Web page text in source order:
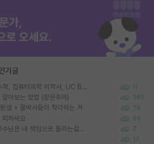
기글
Korea University 수학, 컴퓨터과학 이학사, UC Berkeley 산업공학 대학원 공학박사가 되는 것은 쉽지 않겠죠? 11
아보는 방법 (장문주의) 280
생 + 물박사들이 착각하는 거 79
하세요 55
왜 후배가 못하는걸 교수님은 내 책임으로 돌리는걸까요? 7
17